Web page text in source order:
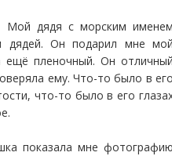
Мой дядя с морским
Он подарил мне
ещё пленочный. Он
ему. Что-то было в
что-то было в его
показала мне